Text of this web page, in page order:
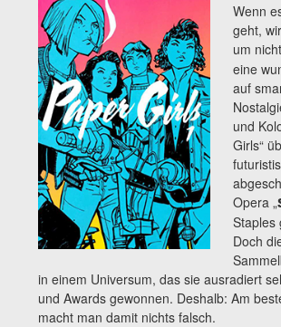
Wenn
geht,
um
eine
auf
und
Girls“
Opera „
Staples
Doch
in einem Universum, das sie ausradiert
und Awards gewonnen. Deshalb: Am
macht man damit nichts falsch.